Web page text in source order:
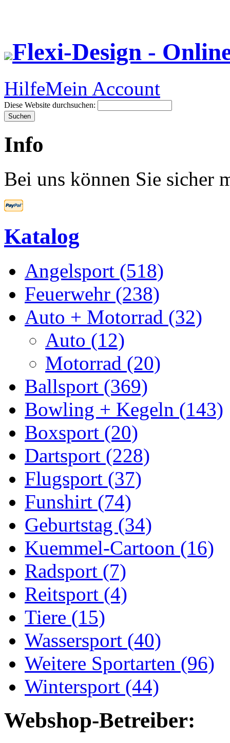
Flexi-Design -
HilfeMein Account
Diese Website durchsuchen:
Info
Bei uns können Sie sicher
Katalog
Angelsport (518)
Feuerwehr (238)
Auto + Motorrad (32)
Auto (12)
Motorrad (20)
Ballsport (369)
Bowling + Kegeln (143)
Boxsport (20)
Dartsport (228)
Flugsport (37)
Funshirt (74)
Geburtstag (34)
Kuemmel-Cartoon (16)
Radsport (7)
Reitsport (4)
Tiere (15)
Wassersport (40)
Weitere Sportarten (96)
Wintersport (44)
Webshop-Betreiber: